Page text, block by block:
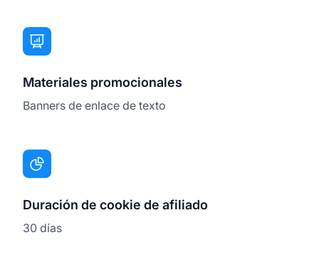
Materiales promocionales
Banners de enlace de texto
Duración de cookie de afiliado
30 días